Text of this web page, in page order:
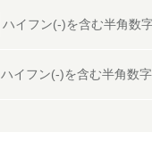
ハイフン(-)を含む半角数
ハイフン(-)を含む半角数